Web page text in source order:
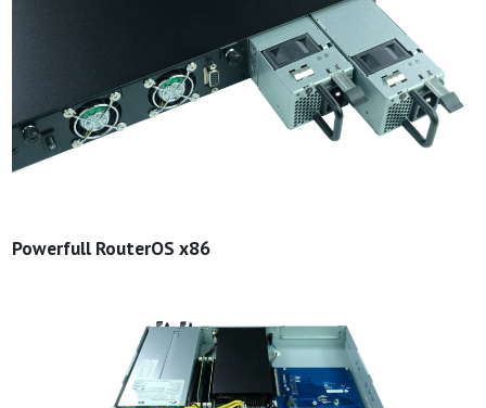
Powerfull RouterOS x86